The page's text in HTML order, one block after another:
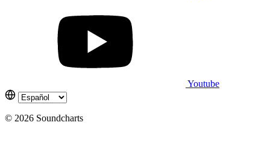
Youtube
© 2026 Soundcharts